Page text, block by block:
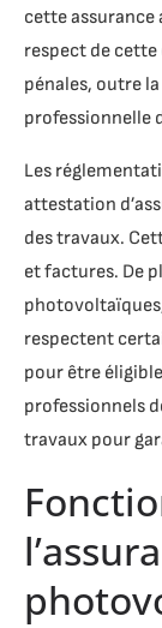
cette assurance
respect de
pénales, outre
professionnelle
Les
attestation
des travaux.
et factures. De
respectent
pour être
professionnels
travaux pour